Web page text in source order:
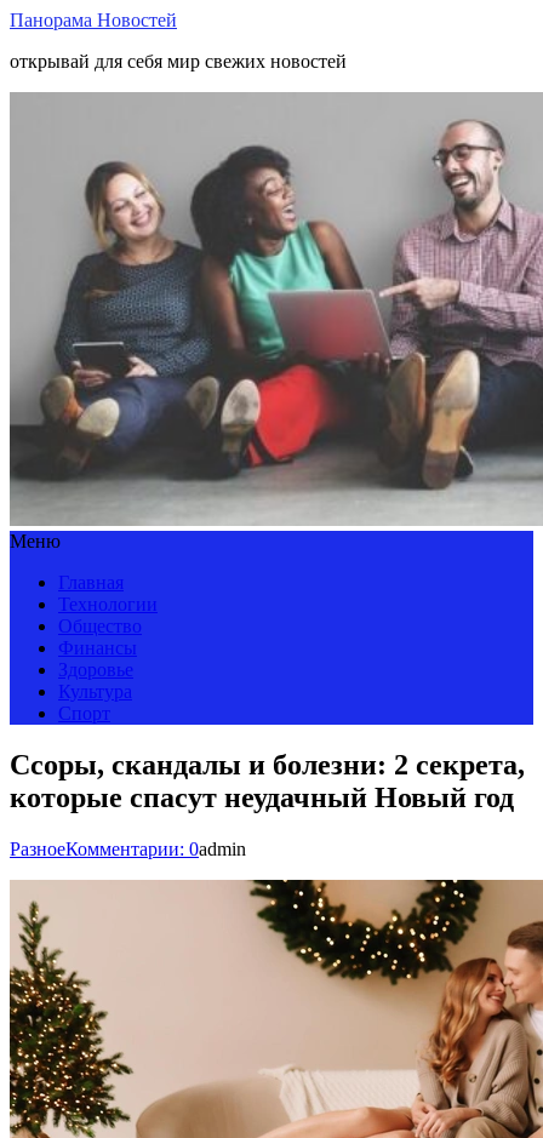
Панорама Новостей
открывай для себя мир свежих новостей
Меню
Главная
Технологии
Общество
Финансы
Здоровье
Культура
Спорт
Ссоры, скандалы и болезни: 2 секрета,
которые спасут неудачный Новый год
РазноеКомментарии: 0admin